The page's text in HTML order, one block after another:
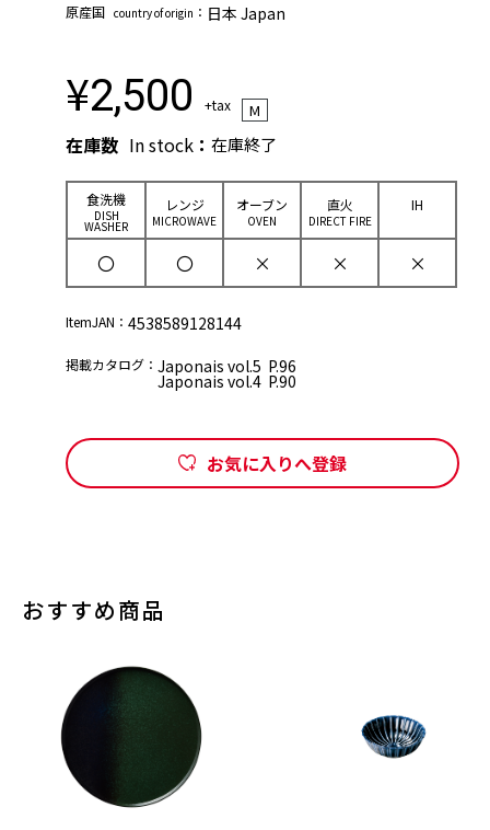
原産国 country of origin ： 日本 Japan
¥2,500 +tax M
在庫数 In stock ： 在庫終了
⾷洗機
DISH
WASHER
レンジ
MICROWAVE
オーブン
OVEN
直⽕
DIRECT FIRE
IH
〇 〇 × × ×
ItemJAN： 4538589128144
掲載カタログ： Japonais vol.5 P.96
Japonais vol.4 P.90
お気に入りへ登録
おすすめ商品